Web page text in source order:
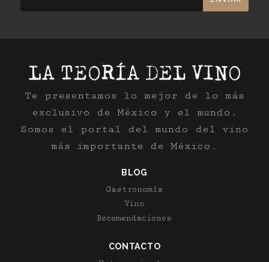
Te presentamos lo mejor de lo más
exclusivo de México y el mundo.
Somos el portal del mundo del vino
más importante de México.
BLOG
Gastronomía
Vino
Recomendaciones
CONTACTO